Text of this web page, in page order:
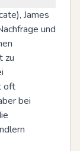
James
und
zu
oft
bei